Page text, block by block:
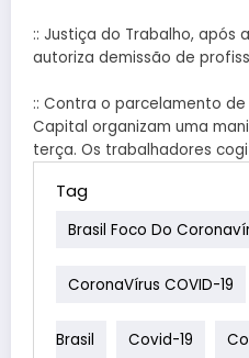
:: Justiça do Trabalho, após
autoriza demissão de
:: Contra o parcelamento
Capital organizam uma
terça. Os trabalhadores
Tag
Brasil Foco Do
CoronaVírus COVID-19
Brasil Covid-19